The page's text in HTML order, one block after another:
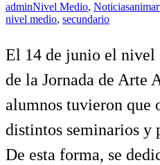
adminNivel Medio, Noticias
nivel medio, secundario
El 14 de junio el nivel
de la Jornada de Arte
alumnos tuvieron que
distintos seminarios y
De esta forma, se